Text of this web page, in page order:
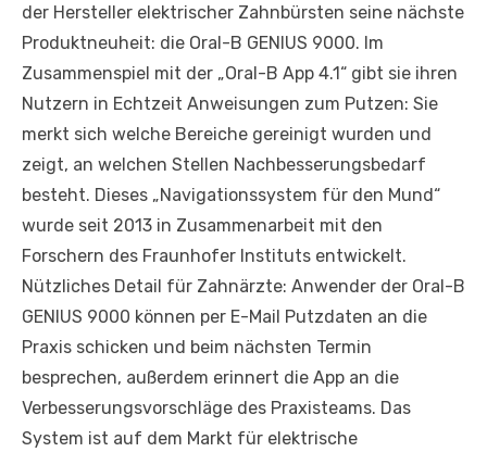
der Hersteller elektrischer Zahnbürsten seine nächste
Produktneuheit: die Oral-B GENIUS 9000. Im
Zusammenspiel mit der „Oral-B App 4.1“ gibt sie ihren
Nutzern in Echtzeit Anweisungen zum Putzen: Sie
merkt sich welche Bereiche gereinigt wurden und
zeigt, an welchen Stellen Nachbesserungsbedarf
besteht. Dieses „Navigationssystem für den Mund“
wurde seit 2013 in Zusammenarbeit mit den
Forschern des Fraunhofer Instituts entwickelt.
Nützliches Detail für Zahnärzte: Anwender der Oral-B
GENIUS 9000 können per E-Mail Putzdaten an die
Praxis schicken und beim nächsten Termin
besprechen, außerdem erinnert die App an die
Verbesserungsvorschläge des Praxisteams. Das
System ist auf dem Markt für elektrische